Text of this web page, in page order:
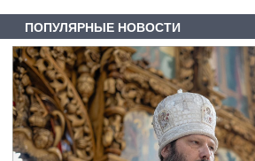
ПОПУЛЯРНЫЕ НОВОСТИ